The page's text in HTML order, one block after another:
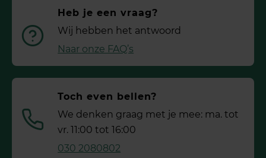
Heb je een vraag?
Wij hebben het antwoord
Naar onze FAQ’s
Toch even bellen?
We denken graag met je mee: ma. tot
vr. 11:00 tot 16:00
030 2080802